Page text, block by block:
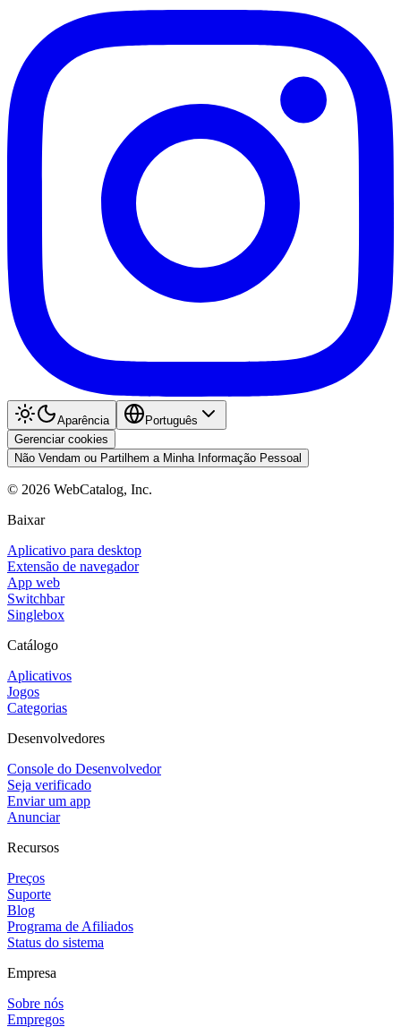
Aparência
Português
Gerenciar cookies
Não Vendam ou Partilhem a Minha Informação Pessoal
© 2026 WebCatalog, Inc.
Baixar
Aplicativo para desktop
Extensão de navegador
App web
Switchbar
Singlebox
Catálogo
Aplicativos
Jogos
Categorias
Desenvolvedores
Console do Desenvolvedor
Seja verificado
Enviar um app
Anunciar
Recursos
Preços
Suporte
Blog
Programa de Afiliados
Status do sistema
Empresa
Sobre nós
Empregos